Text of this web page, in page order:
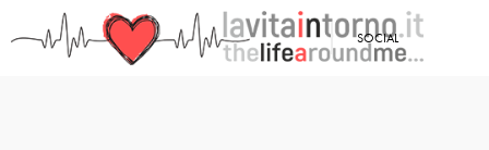
SOCIAL